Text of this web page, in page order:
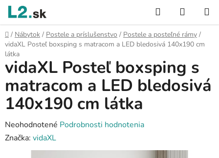
Prejsť
obsah
Hľadať
KOŠÍK
Domov
/ Nábytok / Postele a príslušenstvo / Postele a posteľné rámy /
vidaXL Posteľ boxsping s matracom a LED bledosivá 140x190 cm
látka
vidaXL Posteľ boxsping s
matracom a LED bledosivá
140x190 cm látka
Priemerné
hodnotenie
produktu
Neohodnotené Podrobnosti hodnotenia
Značka: vidaXL